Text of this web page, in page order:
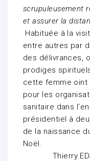
scrupuleusement
et assurer la
Habituée à la
entre autres par
des délivrances,
prodiges
cette femme oint
pour les
sanitaire dans
présidentiel à
de la naissance
Noël.
Thierry